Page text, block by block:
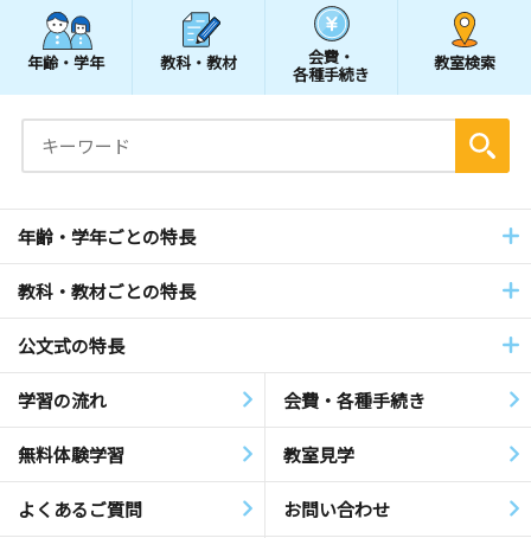
年齢・学年 教科・教材 会費・
各種手続き
教室検索
年齢・学年ごとの特長
教科・教材ごとの特長
公文式の特長
学習の流れ 会費・各種手続き
無料体験学習 教室見学
よくあるご質問 お問い合わせ